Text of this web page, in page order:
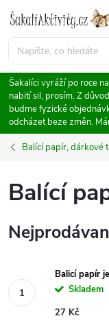
Přejít
obsah
Šakalíci vyráží po roce
nabití sil, prosím. Z
budme fyzické
odcházet beze změn.
Balící papír, dárkové
Balící
Balicí papír
Skladem
27 Kč